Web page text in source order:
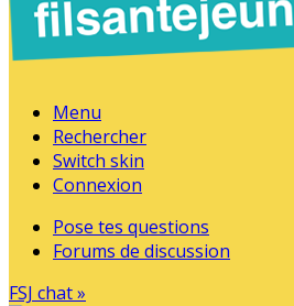
Menu
Rechercher
Switch skin
Connexion
Pose tes questions
Forums de discussion
FSJ chat »